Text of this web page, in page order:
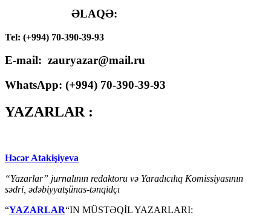
ƏLAQƏ:
Tel: (+994) 70-390-39-93
E-mail: zauryazar@mail.ru
WhatsApp: (+994) 70-390-39-93
YAZARLAR :
Həcər Atakişiyeva
“Yazarlar” jurnalının redaktoru və Yaradıcılıq Komissiyasının
sədri, ədəbiyyatşünas-tənqidçı
“YAZARLAR“IN MÜSTƏQİL YAZARLARI: